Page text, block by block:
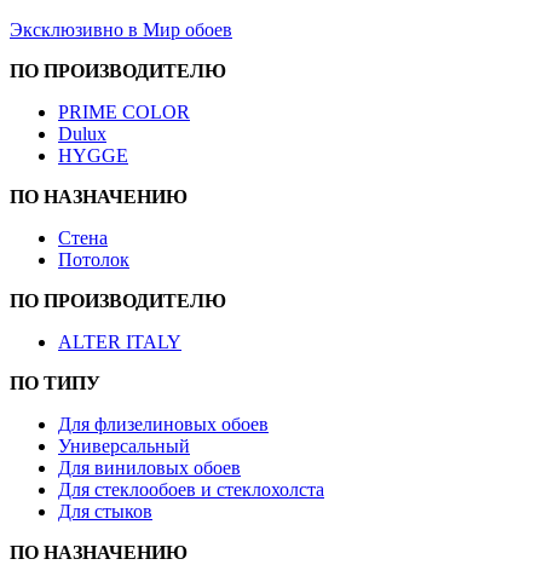
Эксклюзивно в Мир обоев
ПО ПРОИЗВОДИТЕЛЮ
PRIME COLOR
Dulux
HYGGE
ПО НАЗНАЧЕНИЮ
Стена
Потолок
ПО ПРОИЗВОДИТЕЛЮ
ALTER ITALY
ПО ТИПУ
Для флизелиновых обоев
Универсальный
Для виниловых обоев
Для стеклообоев и стеклохолста
Для стыков
ПО НАЗНАЧЕНИЮ